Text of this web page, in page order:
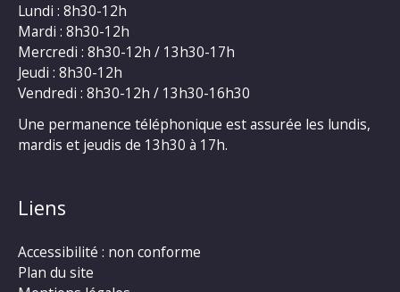
Lundi : 8h30-12h
Mardi : 8h30-12h
Mercredi : 8h30-12h / 13h30-17h
Jeudi : 8h30-12h
Vendredi : 8h30-12h / 13h30-16h30
Une permanence téléphonique est assurée les lundis,
mardis et jeudis de 13h30 à 17h.
Liens
Accessibilité : non conforme
Plan du site